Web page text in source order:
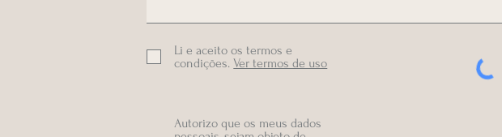
Li e aceito os termos e
condições. Ver termos de uso
Autorizo que os meus dados